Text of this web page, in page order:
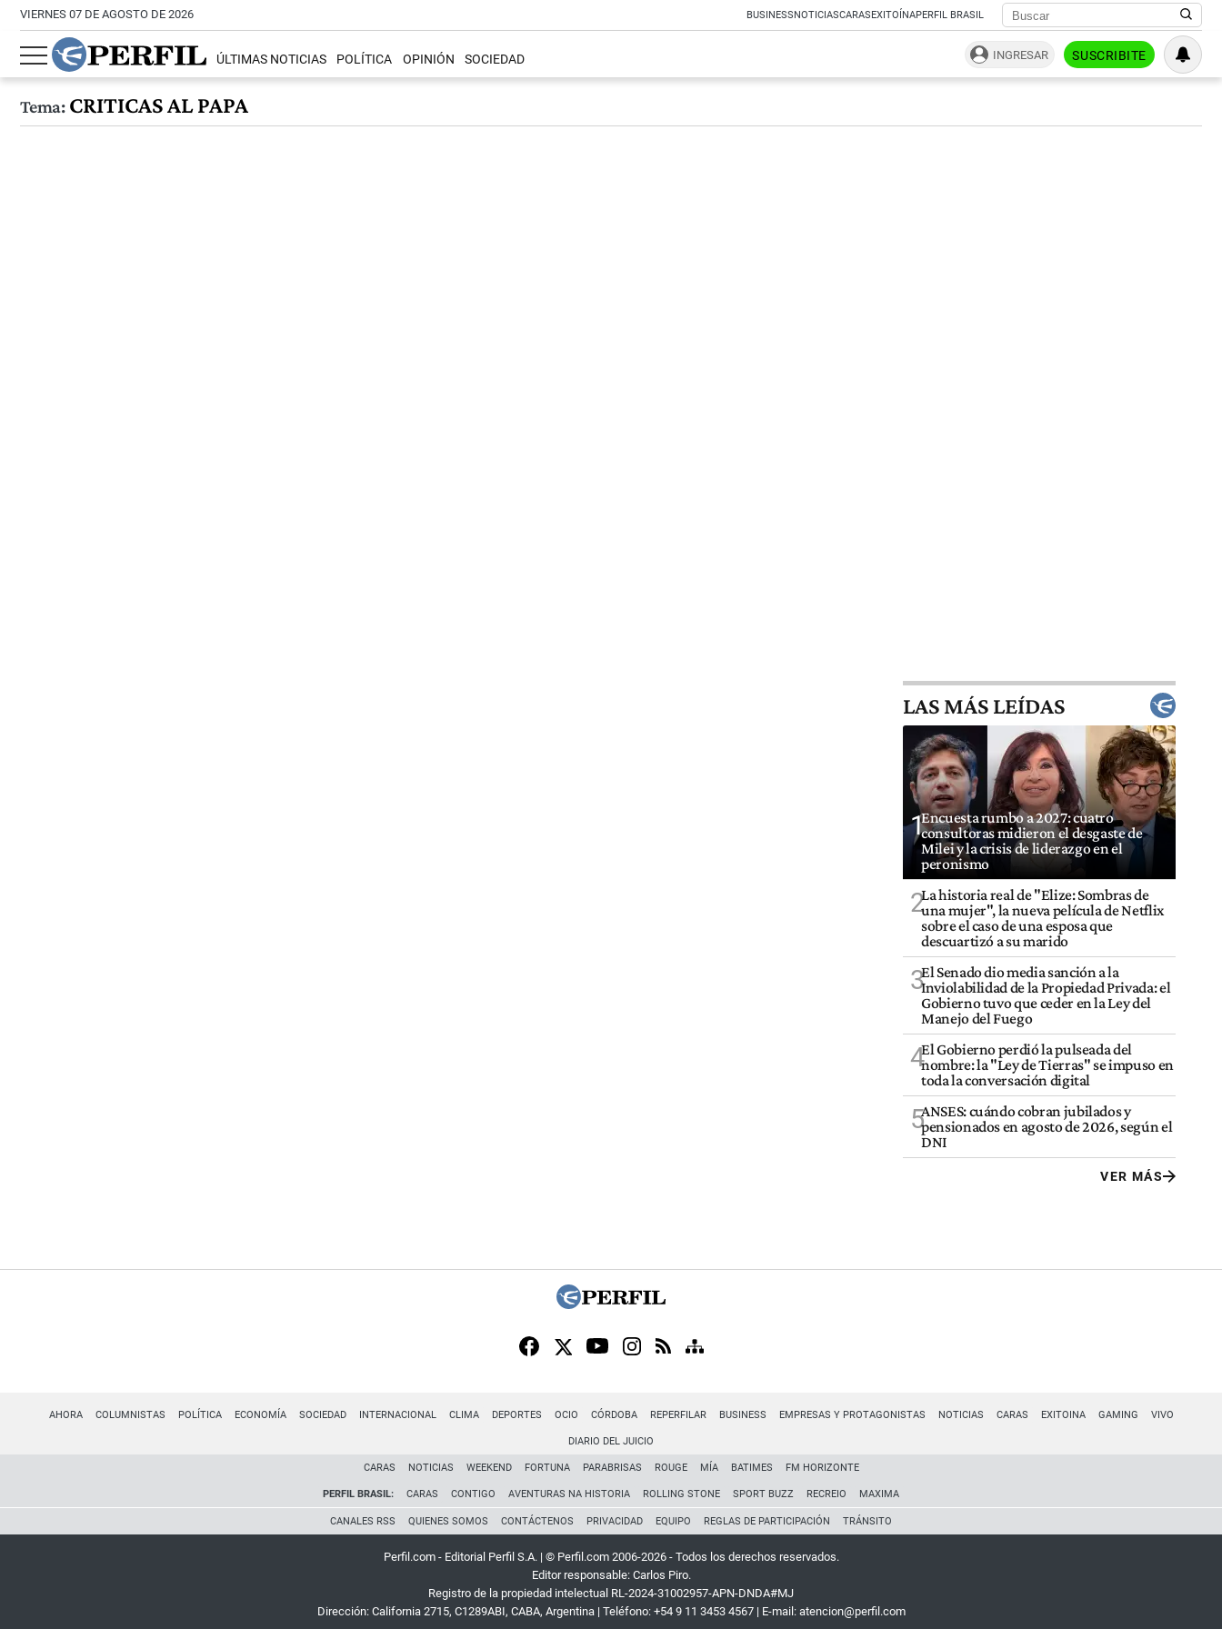
VIERNES 07 DE AGOSTO DE 2026 BUSINESSNOTICIASCARASEXITOÍNAPERFIL BRASIL
ÚLTIMAS NOTICIAS POLÍTICA OPINIÓN SOCIEDAD INGRESAR SUSCRIBITE
Tema:CRITICAS AL PAPA
LAS MÁS LEÍDAS
1Encuesta rumbo a 2027: cuatro
consultoras midieron el desgaste de
Milei y la crisis de liderazgo en el
peronismo
2La historia real de "Elize: Sombras de
una mujer", la nueva película de Netflix
sobre el caso de una esposa que
descuartizó a su marido
3El Senado dio media sanción a la
Inviolabilidad de la Propiedad Privada: el
Gobierno tuvo que ceder en la Ley del
Manejo del Fuego
4El Gobierno perdió la pulseada del
nombre: la "Ley de Tierras" se impuso en
toda la conversación digital
5ANSES: cuándo cobran jubilados y
pensionados en agosto de 2026, según el
DNI
VER MÁS
AHORA COLUMNISTAS POLÍTICA ECONOMÍA SOCIEDAD INTERNACIONAL CLIMA DEPORTES OCIO CÓRDOBA REPERFILAR BUSINESS EMPRESAS Y PROTAGONISTAS NOTICIAS CARAS EXITOINA GAMING VIVO
DIARIO DEL JUICIO
CARAS NOTICIAS WEEKEND FORTUNA PARABRISAS ROUGE MÍA BATIMES FM HORIZONTE
PERFIL BRASIL: CARAS CONTIGO AVENTURAS NA HISTORIA ROLLING STONE SPORT BUZZ RECREIO MAXIMA
CANALES RSS QUIENES SOMOS CONTÁCTENOS PRIVACIDAD EQUIPO REGLAS DE PARTICIPACIÓN TRÁNSITO
Perfil.com - Editorial Perfil S.A. | © Perfil.com 2006-2026 - Todos los derechos reservados.
Editor responsable: Carlos Piro.
Registro de la propiedad intelectual RL-2024-31002957-APN-DNDA#MJ
Dirección: California 2715, C1289ABI, CABA, Argentina| Teléfono: +54 9 11 3453 4567| E-mail: atencion@perfil.com